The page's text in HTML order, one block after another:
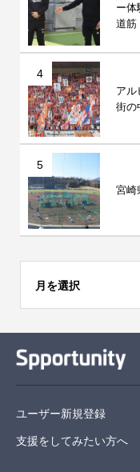
ー体
道筋
4
アル
街の
5
宮崎
月を選択
ユーザー新規登録
支援をしてみたい方へ